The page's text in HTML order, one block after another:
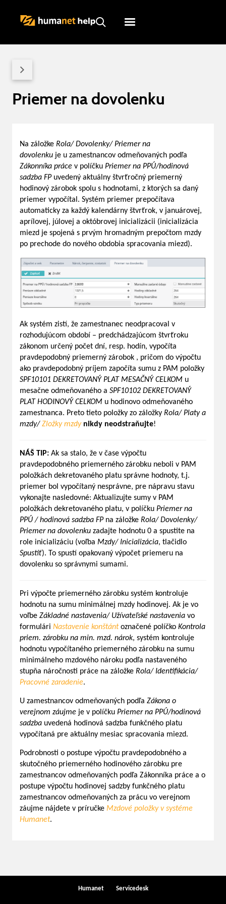
Humanet
Priemer na dovolenku
Na záložke Rola/ Dovolenky/ Priemer na
dovolenku je u zamestnancov odmeňovaných podľa
Zákonníka práce v políčku Priemer na PPÚ/hodinová
sadzba FP uvedený aktuálny štvrťročný priemerný
hodinový zárobok spolu s hodnotami, z ktorých sa daný
priemer vypočítal. Systém priemer prepočítava
automaticky za každý kalendárny štvrťrok, v januárovej,
aprílovej, júlovej a októbrovej inicializácii (inicializácia
miezd je spojená s prvým hromadným prepočtom mzdy
po prechode do nového obdobia spracovania miezd).
Ak systém zistí, že zamestnanec neodpracoval v
rozhodujúcom období – predchádzajúcom štvrťroku
zákonom určený počet dní, resp. hodín, vypočíta
pravdepodobný priemerný zárobok , pričom do výpočtu
ako pravdepodobný príjem započíta sumu z PAM položky
SPF10101 DEKRETOVANÝ PLAT MESAČNÝ CELKOM u
mesačne odmeňovaného a SPF10102 DEKRETOVANÝ
PLAT HODINOVÝ CELKOM u hodinovo odmeňovaného
zamestnanca. Preto tieto položky zo záložky Rola/ Platy a
mzdy/Zložky mzdy nikdy neodstraňujte!
NÁŠ TIP: Ak sa stalo, že v čase výpočtu
pravdepodobného priemerného zárobku neboli v PAM
položkách dekretovaného platu správne hodnoty, t.j.
priemer bol vypočítaný nesprávne, pre nápravu stavu
vykonajte nasledovné: Aktualizujte sumy v PAM
položkách dekretovaného platu, v políčku Priemer na
PPÚ / hodinová sadzba FPna záložke Rola/ Dovolenky/
Priemer na dovolenku zadajte hodnotu 0 a spustite na
role inicializáciu (voľba Mzdy/ Inicializácia, tlačidlo
Spustiť). To spustí opakovaný výpočet priemeru na
dovolenku so správnymi sumami.
Pri výpočte priemerného zárobku systém kontroluje
hodnotu na sumu minimálnej mzdy hodinovej. Ak je vo
voľbe Základné nastavenia/ Užívateľské nastavenia vo
formulári Nastavenie konštánt označené políčko Kontrola
priem. zárobku na min. mzd. nárok, systém kontroluje
hodnotu vypočítaného priemerného zárobku na sumu
minimálneho mzdového nároku podľa nastaveného
stupňa náročnosti práce na záložke Rola/ Identifikácia/
Pracovné zaradenie.
U zamestnancov odmeňovaných podľa Zákona o
verejnom záujme je v políčku Priemer na PPÚ/hodinová
sadzba uvedená hodinová sadzba funkčného platu
vypočítaná pre aktuálny mesiac spracovania miezd.
Podrobnosti o postupe výpočtu pravdepodobného a
skutočného priemerného hodinového zárobku pre
zamestnancov odmeňovaných podľa Zákonníka práce a o
postupe výpočtu hodinovej sadzby funkčného platu
zamestnancov odmeňovaných za prácu vo verejnom
záujme nájdete v príručke Mzdové položky v systéme
Humanet.
Humanet Servicedesk